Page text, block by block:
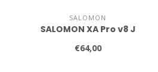
SALOMON
SALOMON XA Pro v8 J
€64,00